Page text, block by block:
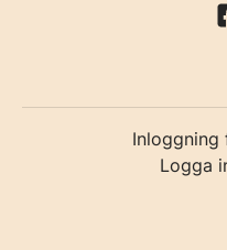
Inloggning
Logga